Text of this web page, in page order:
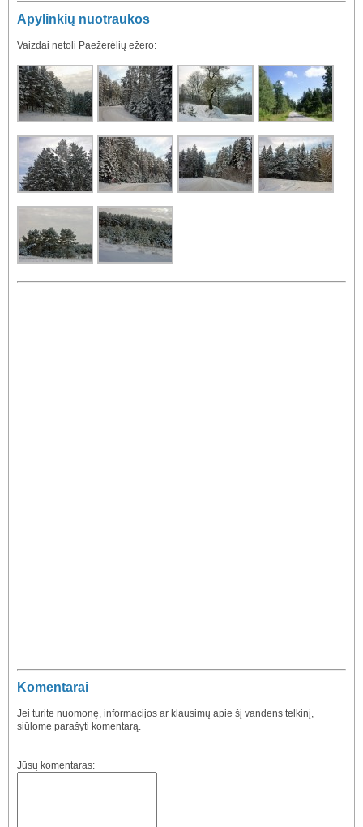
Apylinkių nuotraukos
Vaizdai netoli Paežerėlių ežero:
Komentarai
Jei turite nuomonę, informacijos ar klausimų apie šį vandens telkinį,
siūlome parašyti komentarą.
Jūsų komentaras: